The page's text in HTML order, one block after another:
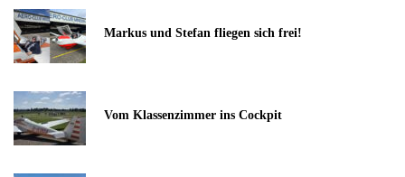
Markus und Stefan fliegen sich frei!
Vom Klassenzimmer ins Cockpit